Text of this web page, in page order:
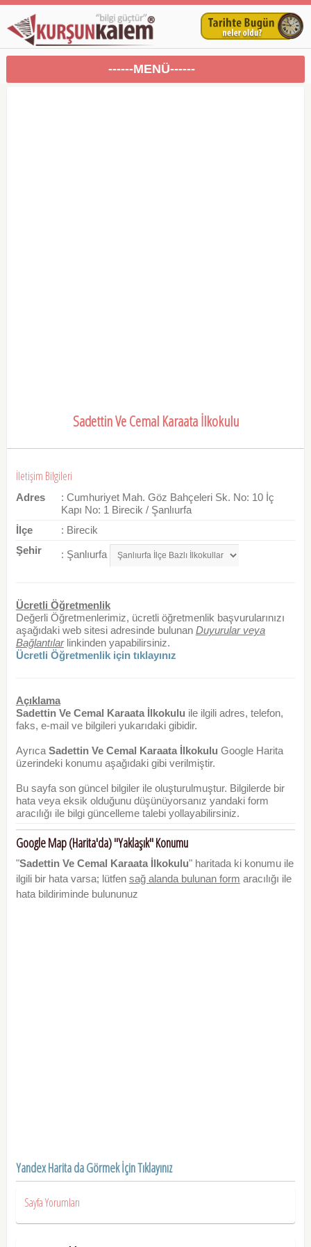
------MENÜ------
Sadettin Ve Cemal Karaata İlkokulu
İletişim Bilgileri
Adres
: Cumhuriyet Mah. Göz Bahçeleri Sk. No: 10 İç
Kapı No: 1 Birecik / Şanlıurfa
İlçe
: Birecik
Şehir
: Şanlıurfa
Ücretli Öğretmenlik
Değerli Öğretmenlerimiz, ücretli öğretmenlik başvurularınızı
aşağıdaki web sitesi adresinde bulunan Duyurular veya
Bağlantılarlinkinden yapabilirsiniz.
Ücretli Öğretmenlik için tıklayınız
Açıklama
Sadettin Ve Cemal Karaata İlkokulu ile ilgili adres, telefon,
faks, e-mail ve bilgileri yukarıdaki gibidir.
AyrıcaSadettin Ve Cemal Karaata İlkokulu Google Harita
üzerindeki konumu aşağıdaki gibi verilmiştir.
Bu sayfa son güncel bilgiler ile oluşturulmuştur. Bilgilerde bir
hata veya eksik olduğunu düşünüyorsanız yandaki form
aracılığı ile bilgi güncelleme talebi yollayabilirsiniz.
Google Map (Harita'da) "Yaklaşık" Konumu
"Sadettin Ve Cemal Karaata İlkokulu" haritada ki konumu ile
ilgili bir hata varsa; lütfen sağ alanda bulunan form aracılığı ile
hata bildiriminde bulununuz
Yandex Harita da Görmek İçin Tıklayınız
Sayfa Yorumları